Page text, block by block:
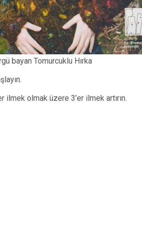
bayan Tomurcuklu Hırka
ilmek olmak üzere 3’er ilmek artırın.